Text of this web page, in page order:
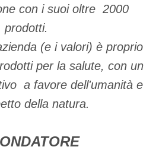
con i suoi oltre 2000
prodotti.
(e i valori) è proprio
per la salute, con un
a favore dell'umanità e
della natura.